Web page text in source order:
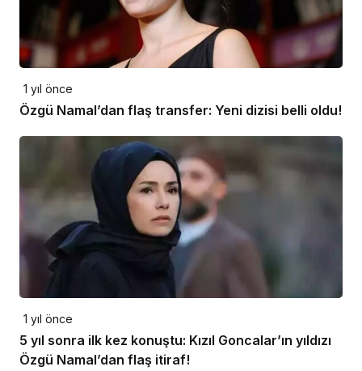
1 yıl önce
Özgü Namal’dan flaş transfer: Yeni dizisi belli oldu!
1 yıl önce
5 yıl sonra ilk kez konuştu: Kızıl Goncalar’ın yıldızı
Özgü Namal’dan flaş itiraf!